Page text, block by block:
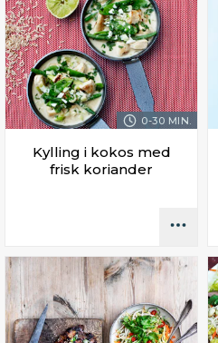
0-30 MIN.
Kylling i kokos med
frisk koriander